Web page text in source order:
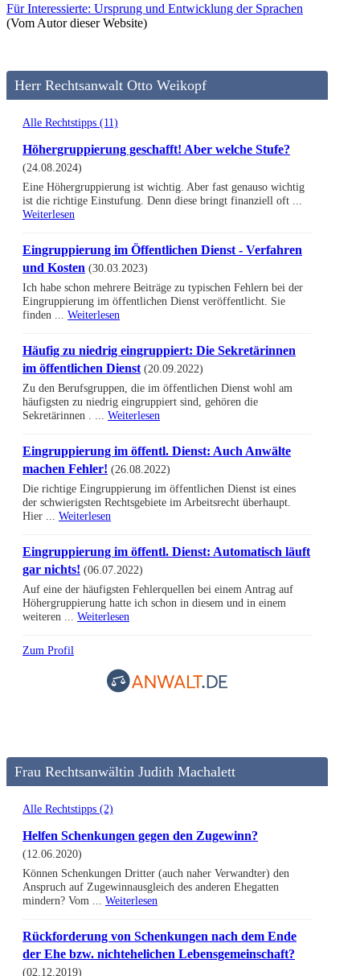
Für Interessierte: Ursprung und Entwicklung der Sprachen
(Vom Autor dieser Website)
Herr Rechtsanwalt Otto Weikopf
Alle Rechtstipps (11)
Höhergruppierung geschafft! Aber welche Stufe?
(24.08.2024)
Eine Höhergruppierung ist wichtig. Aber fast genauso wichtig
ist die richtige Einstufung. Denn diese bringt finanziell oft ...
Weiterlesen
Eingruppierung im Öffentlichen Dienst - Verfahren
und Kosten (30.03.2023)
Ich habe schon mehrere Beiträge zu typischen Fehlern bei der
Eingruppierung im öffentlichen Dienst veröffentlicht. Sie
finden ... Weiterlesen
Häufig zu niedrig eingruppiert: Die Sekretärinnen
im öffentlichen Dienst (20.09.2022)
Zu den Berufsgruppen, die im öffentlichen Dienst wohl am
häufigsten zu niedrig eingruppiert sind, gehören die
Sekretärinnen . ... Weiterlesen
Eingruppierung im öffentl. Dienst: Auch Anwälte
machen Fehler! (26.08.2022)
Die richtige Eingruppierung im öffentlichen Dienst ist eines
der schwierigsten Rechtsgebiete im Arbeitsrecht überhaupt.
Hier ... Weiterlesen
Eingruppierung im öffentl. Dienst: Automatisch läuft
gar nichts! (06.07.2022)
Auf eine der häufigsten Fehlerquellen bei einem Antrag auf
Höhergruppierung hatte ich schon in diesem und in einem
weiteren ... Weiterlesen
Zum Profil
Frau Rechtsanwältin Judith Machalett
Alle Rechtstipps (2)
Helfen Schenkungen gegen den Zugewinn?
(12.06.2020)
Können Schenkungen Dritter (auch naher Verwandter) den
Anspruch auf Zugewinnausgleich des anderen Ehegatten
mindern? Vom ... Weiterlesen
Rückforderung von Schenkungen nach dem Ende
der Ehe bzw. nichtehelichen Lebensgemeinschaft?
(02.12.2019)